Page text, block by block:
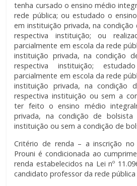
tenha cursado o ensino médio
rede pública; ou estudado o
em instituição privada, na
respectiva instituição; ou
parcialmente em escola da rede
instituição privada, na condição
respectiva instituição;
parcialmente em escola da rede
instituição privada, na condição
respectiva instituição ou sem a
ter feito o ensino médio
privada, na condição de bolsista
instituição ou sem a condição de
Critério de renda – a inscrição
Prouni é condicionada ao
renda estabelecidos na Lei nº
candidato professor da rede pública